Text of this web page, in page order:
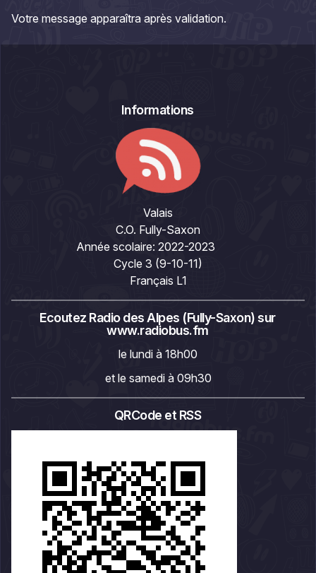
Votre message apparaîtra après validation.
Informations
Valais
C.O. Fully-Saxon
Année scolaire: 2022-2023
Cycle 3 (9-10-11)
Français L1
Ecoutez Radio des Alpes (Fully-Saxon) sur
www.radiobus.fm
le lundi à 18h00
et le samedi à 09h30
QRCode et RSS